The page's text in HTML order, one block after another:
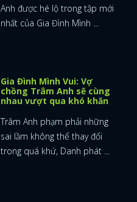
Anh được hé lộ trong tập mới
nhất của Gia Đình Mình ...
Gia Đình Mình Vui: Vợ
chồng Trâm Anh sẽ cùng
nhau vượt qua khó khăn
Trâm Anh phạm phải những
sai lầm không thể thay đổi
trong quá khứ, Danh phát ...